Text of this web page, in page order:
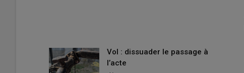
Vol : dissuader le passage à
l’acte